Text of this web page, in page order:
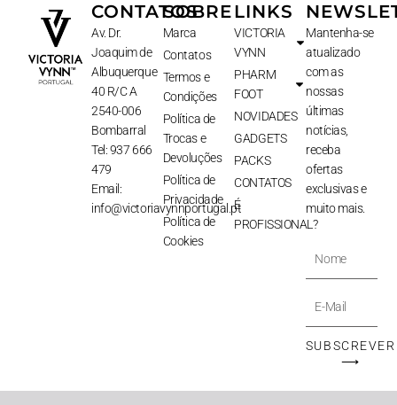
CONTATOS
Av. Dr.
Joaquim de
Albuquerque
40 R/C A
2540-006
Bombarral
Tel: 937 666
479
Email:
info@victoriavynnportugal.pt
SOBRE
Marca
Contatos
Termos e
Condições
Política de
Trocas e
Devoluções
Política de
Privacidade
Política de
Cookies
LINKS
VICTORIA
VYNN
PHARM
FOOT
NOVIDADES
GADGETS
PACKS
CONTATOS
É
PROFISSIONAL?
Mantenha-se
atualizado
com as
nossas
últimas
notícias,
receba
ofertas
exclusivas e
muito mais.
Nome
E-
Mail
SUBSCREVER
⟶